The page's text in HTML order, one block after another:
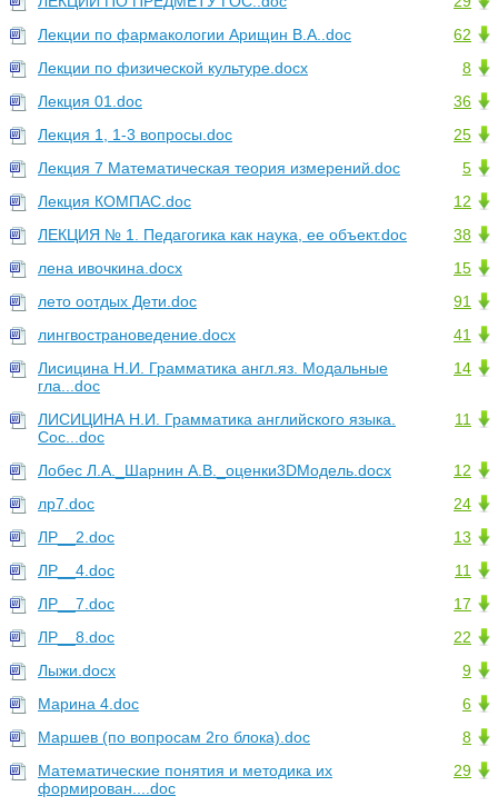
62
Лекции по фармакологии Арищин В.А..doc
8
Лекции по физической культуре.docx
36
Лекция 01.doc
25
Лекция 1, 1-3 вопросы.doc
5
Лекция 7 Математическая теория измерений.doc
12
Лекция КОМПАС.doc
38
ЛЕКЦИЯ № 1. Педагогика как наука, ее объект.doc
15
лена ивочкина.docx
91
лето оотдых Дети.doc
41
лингвострановедение.docx
14
Лисицина Н.И. Грамматика англ.яз. Модальные
гла...doc
11
ЛИСИЦИНА Н.И. Грамматика английского языка.
Сос...doc
12
Лобес Л.А._Шарнин А.В._оценки3DМодель.docx
24
лр7.doc
13
ЛР__2.doc
11
ЛР__4.doc
17
ЛР__7.doc
22
ЛР__8.doc
9
Лыжи.docx
6
Марина 4.doc
8
Маршев (по вопросам 2го блока).doc
29
Математические понятия и методика их
формирован....doc